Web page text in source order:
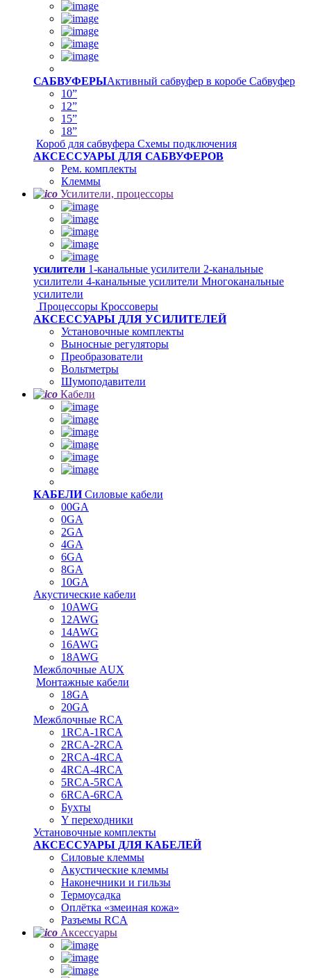
САБВУФЕРЫАктивный сабвуфер в коробе Сабвуфер
10”
12”
15”
18”
Короб для сабвуфера Схемы подключения
АКСЕССУАРЫ ДЛЯ САБВУФЕРОВ
Рем. комплекты
Клеммы
Усилители, процессоры
усилители 1-канальные усилители 2-канальные
усилители 4-канальные усилители Многоканальные
усилители
Процессоры Кроссоверы
АКСЕССУАРЫ ДЛЯ УСИЛИТЕЛЕЙ
Установочные комплекты
Выносные регуляторы
Преобразователи
Вольтметры
Шумоподавители
Кабели
КАБЕЛИСиловые кабели
00GA
0GA
2GA
4GA
6GA
8GA
10GA
Акустические кабели
10AWG
12AWG
14AWG
16AWG
18AWG
Межблочные AUX
Монтажные кабели
18GA
20GA
Межблочные RCA
1RCA-1RCA
2RCA-2RCA
2RCA-4RCA
4RCA-4RCA
5RCA-5RCA
6RCA-6RCA
Бухты
Y переходники
Установочные комплекты
АКСЕССУАРЫ ДЛЯ КАБЕЛЕЙ
Силовые клеммы
Акустические клеммы
Наконечники и гильзы
Термоусадка
Oплётка «змеиная кожа»
Разъемы RCA
Аксессуары